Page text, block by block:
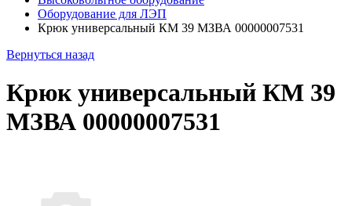
Оборудование для ЛЭП
Крюк универсальный КМ 39 МЗВА 00000007531
Вернуться назад
Крюк универсальный КМ 39
МЗВА 00000007531